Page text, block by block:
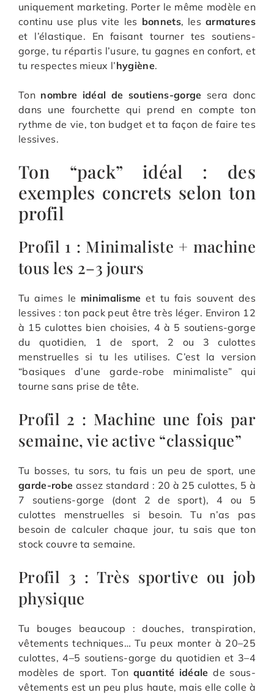
uniquement marketing. Porter le même modèle en
continu use plus vite les bonnets, lesarmatures
et l’élastique. En faisant tourner tes soutiens-
gorge, tu répartis l’usure, tu gagnes en confort, et
tu respectes mieux l’hygiène.
Ton nombre idéal de soutiens-gorge sera donc
dans une fourchette qui prend en compte ton
rythme de vie, ton budget et ta façon de faire tes
lessives.
Ton “pack” idéal : des
exemples concrets selon ton
profil
Profil 1 : Minimaliste + machine
tous les 2–3 jours
Tu aimes le minimalisme et tu fais souvent des
lessives : ton pack peut être très léger. Environ 12
à 15 culottes bien choisies, 4 à 5 soutiens-gorge
du quotidien, 1 de sport, 2 ou 3 culottes
menstruelles si tu les utilises. C’est la version
“basiques d’une garde-robe minimaliste” qui
tourne sans prise de tête.
Profil 2 : Machine une fois par
semaine, vie active “classique”
Tu bosses, tu sors, tu fais un peu de sport, une
garde-robe assez standard : 20 à 25 culottes, 5 à
7 soutiens-gorge (dont 2 de sport), 4 ou 5
culottes menstruelles si besoin. Tu n’as pas
besoin de calculer chaque jour, tu sais que ton
stock couvre ta semaine.
Profil 3 : Très sportive ou job
physique
Tu bouges beaucoup : douches, transpiration,
vêtements techniques… Tu peux monter à 20–25
culottes, 4–5 soutiens-gorge du quotidien et 3–4
modèles de sport. Ton quantité idéale de sous-
vêtements est un peu plus haute, mais elle colle à